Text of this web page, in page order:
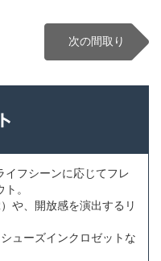
次の間取り
イフシーンに応じてフレ
。
や、開放感を演出するリ
ューズインクロゼットな